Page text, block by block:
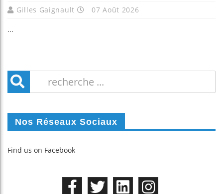
Gilles Gaignault 07 Août 2026
...
Nos Réseaux Sociaux
Find us on Facebook